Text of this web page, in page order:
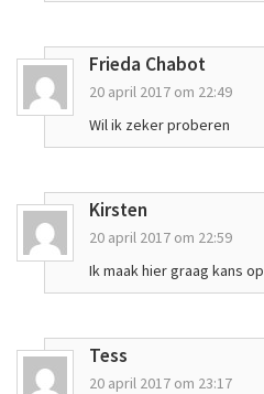
Frieda Chabot
20 april 2017 om 22:49
Wil ik zeker proberen
Kirsten
20 april 2017 om 22:59
Ik maak hier graag kans op
Tess
20 april 2017 om 23:17